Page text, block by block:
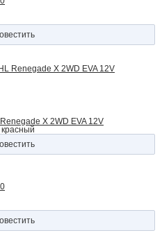
X 2WD EVA 12V
красный